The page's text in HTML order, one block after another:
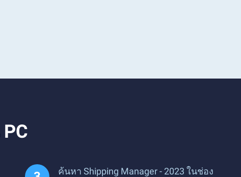
ค้นหา Shipping Manager - 2023 ในช่อง